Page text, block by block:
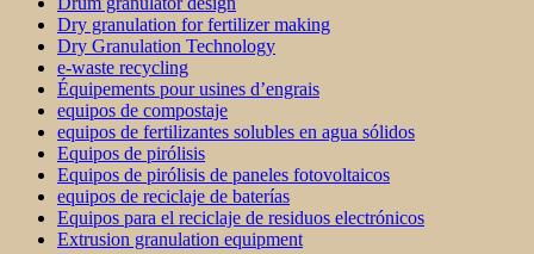
Dry granulation for fertilizer making
Dry Granulation Technology
e-waste recycling
Équipements pour usines d’engrais
equipos de compostaje
equipos de fertilizantes solubles en agua sólidos
Equipos de pirólisis
Equipos de pirólisis de paneles fotovoltaicos
equipos de reciclaje de baterías
Equipos para el reciclaje de residuos electrónicos
Extrusion granulation equipment